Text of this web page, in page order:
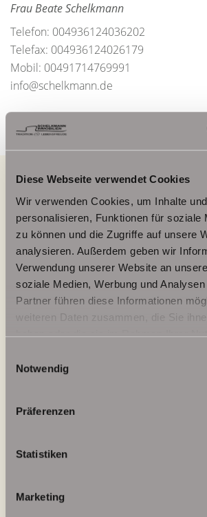
Diese Webseite verwendet Cookies
Wir verwenden Cookies, um Inhalte
personalisieren, Funktionen für soziale
zu können und die Zugriffe auf unsere
analysieren. Außerdem geben wir
Verwendung unserer Website an
soziale Medien, Werbung und
Partner führen diese Informationen
weiteren Daten zusammen, die Sie
haben oder die sie im Rahmen Ihrer
Notwendig
Präferenzen
Statistiken
Marketing
Frau Beate Schelkmann
Telefon: 004936124036202
Telefax: 004936124026179
Mobil: 00491714769991
info@schelkmann.de
Energieausweis
68,30 kWh / (m²*a)
Energieverbrauchskennwert
Weitere Informationen
Wesentlicher Energieträger
Energieausweis Jahrgang